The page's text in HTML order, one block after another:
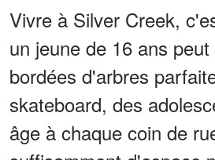
Vivre à Silver Creek,
un jeune de 16 ans
bordées d'arbres
skateboard, des
âge à chaque coin de